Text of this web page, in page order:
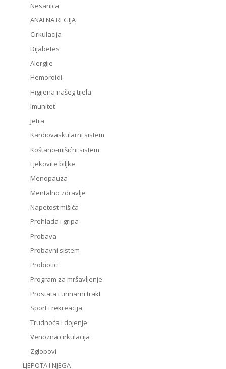
Nesanica
ANALNA REGIJA
Cirkulacija
Dijabetes
Alergije
Hemoroidi
Higijena našeg tijela
Imunitet
Jetra
Kardiovaskularni sistem
Koštano-mišićni sistem
Ljekovite biljke
Menopauza
Mentalno zdravlje
Napetost mišića
Prehlada i gripa
Probava
Probavni sistem
Probiotici
Program za mršavljenje
Prostata i urinarni trakt
Sport i rekreacija
Trudnoća i dojenje
Venozna cirkulacija
Zglobovi
LJEPOTA I NJEGA